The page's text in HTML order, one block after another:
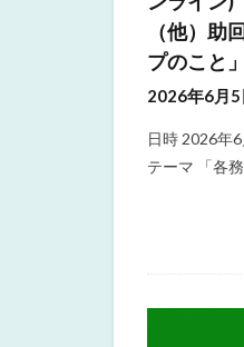
（他）
プのこと」
2026年6月5
日時 2026年
テーマ 「各